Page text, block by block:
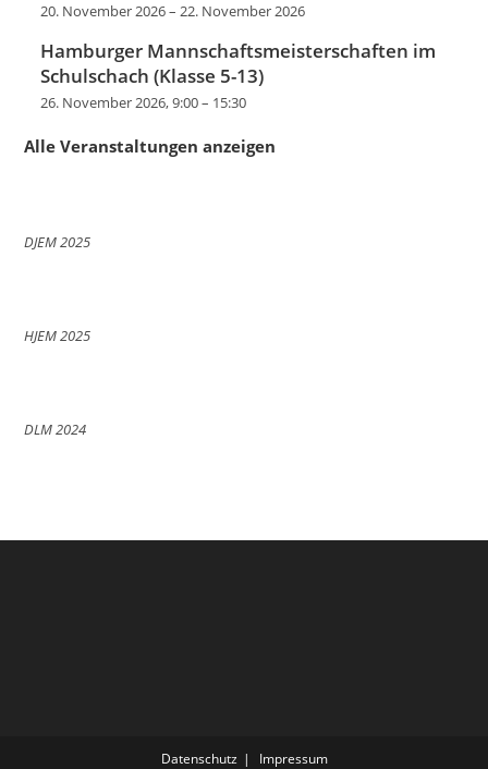
20. November 2026–22. November 2026
Hamburger Mannschaftsmeisterschaften im
Schulschach (Klasse 5-13)
26. November 2026, 9:00– 15:30
Alle Veranstaltungen anzeigen
DJEM 2025
HJEM 2025
DLM 2024
Datenschutz Impressum